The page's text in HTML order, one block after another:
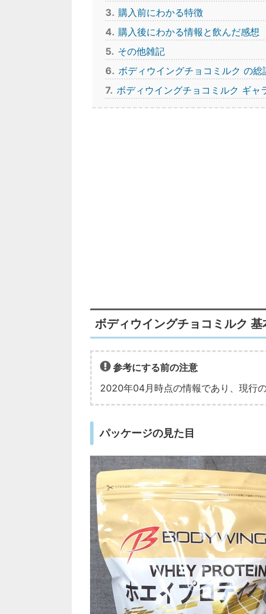
3 購入前にわかる特徴
4 購入後にわかる情報と飲んだ感想
5 その他雑記
6 ボディウイングチョコミルク の総
7 ボディウイングチョコミルク ギャ
ボディウイングチョコミルク 基
参考にする前の注意
2020年04月時点の情報であり、現行
パッケージの見た目